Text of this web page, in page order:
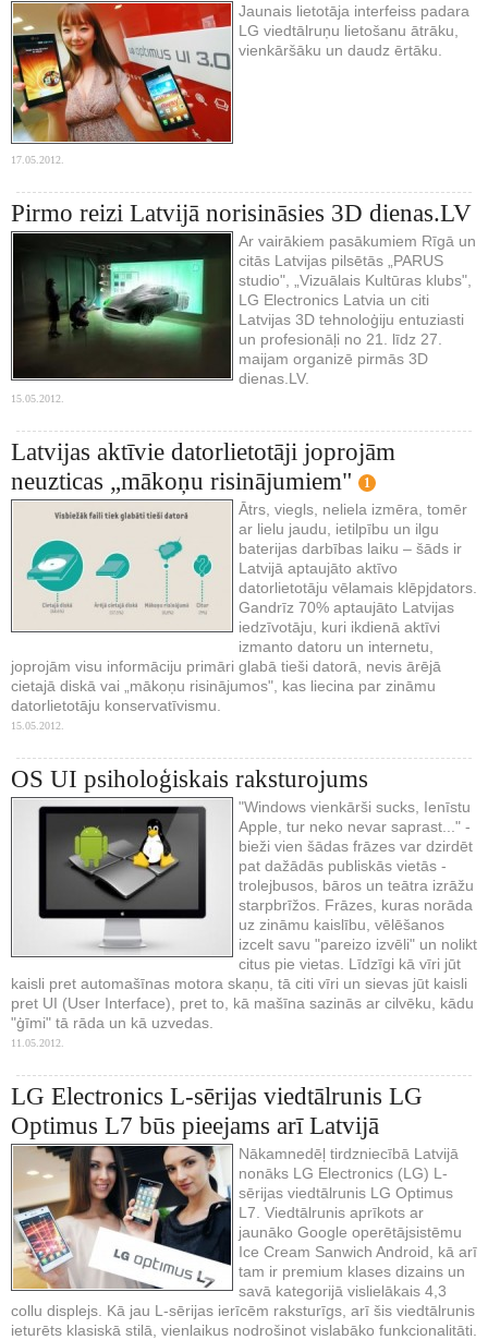
Jaunais lietotāja interfeiss padara
LG viedtālruņu lietošanu ātrāku,
vienkāršāku un daudz ērtāku.
17.05.2012.
Pirmo reizi Latvijā norisināsies 3D dienas.LV
Ar vairākiem pasākumiem Rīgā un
citās Latvijas pilsētās „PARUS
studio", „Vizuālais Kultūras klubs",
LG Electronics Latvia un citi
Latvijas 3D tehnoloģiju entuziasti
un profesionāļi no 21. līdz 27.
maijam organizē pirmās 3D
dienas.LV.
15.05.2012.
Latvijas aktīvie datorlietotāji joprojām
neuzticas „mākoņu risinājumiem"
1
Ātrs, viegls, neliela izmēra, tomēr
ar lielu jaudu, ietilpību un ilgu
baterijas darbības laiku – šāds ir
Latvijā aptaujāto aktīvo
datorlietotāju vēlamais klēpjdators.
Gandrīz 70% aptaujāto Latvijas
iedzīvotāju, kuri ikdienā aktīvi
izmanto datoru un internetu,
joprojām visu informāciju primāri glabā tieši datorā, nevis ārējā
cietajā diskā vai „mākoņu risinājumos", kas liecina par zināmu
datorlietotāju konservatīvismu.
15.05.2012.
OS UI psiholoģiskais raksturojums
"Windows vienkārši sucks, Ienīstu
Apple, tur neko nevar saprast..." -
bieži vien šādas frāzes var dzirdēt
pat dažādās publiskās vietās -
trolejbusos, bāros un teātra izrāžu
starpbrīžos. Frāzes, kuras norāda
uz zināmu kaislību, vēlēšanos
izcelt savu "pareizo izvēli" un nolikt
citus pie vietas. Līdzīgi kā vīri jūt
kaisli pret automašīnas motora skaņu, tā citi vīri un sievas jūt kaisli
pret UI (User Interface), pret to, kā mašīna sazinās ar cilvēku, kādu
"ģīmi" tā rāda un kā uzvedas.
11.05.2012.
LG Electronics L-sērijas viedtālrunis LG
Optimus L7 būs pieejams arī Latvijā
Nākamnedēļ tirdzniecībā Latvijā
nonāks LG Electronics (LG) L-
sērijas viedtālrunis LG Optimus
L7. Viedtālrunis aprīkots ar
jaunāko Google operētājsistēmu
Ice Cream Sanwich Android, kā arī
tam ir premium klases dizains un
savā kategorijā vislielākais 4,3
collu displejs. Kā jau L-sērijas ierīcēm raksturīgs, arī šis viedtālrunis
ieturēts klasiskā stilā, vienlaikus nodrošinot vislabāko funkcionalitāti.